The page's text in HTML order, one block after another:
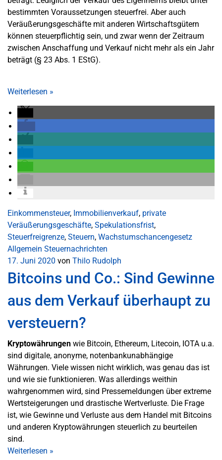
bestimmten Voraussetzungen steuerfrei. Aber auch
Veräußerungsgeschäfte mit anderen Wirtschaftsgütern
können steuerpflichtig sein, und zwar wenn der Zeitraum
zwischen Anschaffung und Verkauf nicht mehr als ein Jahr
beträgt (§ 23 Abs. 1 EStG).
Weiterlesen »
Einkommensteuer, Immobilienverkauf, private
Veräußerungsgeschäfte, Spekulationsfrist,
Steuerfreigrenze, Steuern, Wachstumschancengesetz
Allgemein Steuernachrichten
17. Juni 2020 von Thilo Rudolph
Bitcoins und Co.: Sind Gewinne
aus dem Verkauf überhaupt zu
versteuern?
Kryptowährungen wie Bitcoin, Ethereum, Litecoin, IOTA u.a.
sind digitale, anonyme, notenbankunabhängige
Währungen. Viele wissen nicht wirklich, was genau das ist
und wie sie funktionieren. Was allerdings weithin
wahrgenommen wird, sind Pressemeldungen über extreme
Wertsteigerungen und drastische Wertverluste. Die Frage
ist, wie Gewinne und Verluste aus dem Handel mit Bitcoins
und anderen Kryptowährungen steuerlich zu beurteilen
sind.
Weiterlesen »